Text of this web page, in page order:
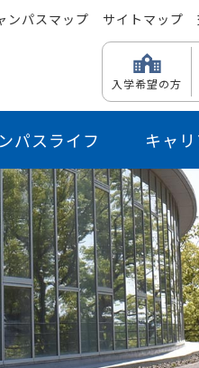
ンパスマップ サイトマップ
入学希望の方
パスライフ キャ